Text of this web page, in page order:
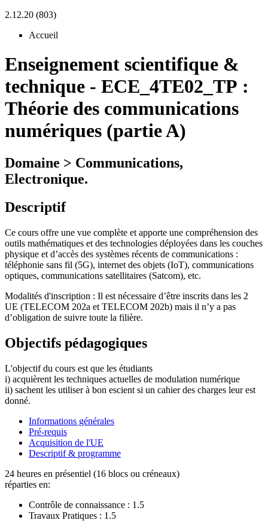
2.12.20 (803)
Accueil
Enseignement scientifique &
technique - ECE_4TE02_TP :
Théorie des communications
numériques (partie A)
Domaine > Communications,
Electronique.
Descriptif
Ce cours offre une vue complète et apporte une compréhension des
outils mathématiques et des technologies déployées dans les couches
physique et d’accès des systèmes récents de communications :
téléphonie sans fil (5G), internet des objets (IoT), communications
optiques, communications satellitaires (Satcom), etc.
Modalités d'inscription : Il est nécessaire d’être inscrits dans les 2
UE (TELECOM 202a et TELECOM 202b) mais il n’y a pas
d’obligation de suivre toute la filière.
Objectifs pédagogiques
L'objectif du cours est que les étudiants
i) acquièrent les techniques actuelles de modulation numérique
ii) sachent les utiliser à bon escient si un cahier des charges leur est
donné.
Informations générales
Pré-requis
Acquisition de l'UE
Descriptif & programme
24 heures en présentiel (16 blocs ou créneaux)
réparties en:
Contrôle de connaissance : 1.5
Travaux Pratiques : 1.5